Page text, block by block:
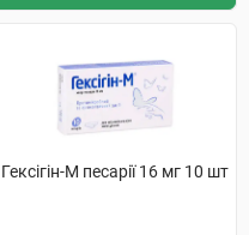
Гексігін-М песарії 16 мг 10 шт